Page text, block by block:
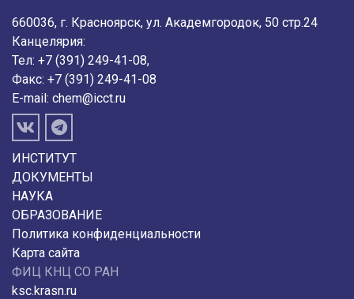
660036, г. Красноярск, ул. Академгородок, 50 стр.24
Канцелярия:
Тел: +7 (391) 249-41-08,
Факс: +7 (391) 249-41-08
E-mail: chem@icct.ru
ИНСТИТУТ
ДОКУМЕНТЫ
НАУКА
ОБРАЗОВАНИЕ
Политика конфиденциальности
Карта сайта
ФИЦ КНЦ СО РАН
ksc.krasn.ru